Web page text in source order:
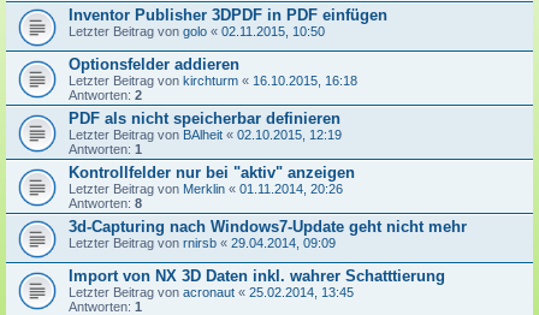
Inventor Publisher 3DPDF in PDF einfügen
Letzter Beitrag von golo « 02.11.2015, 10:50
Optionsfelder addieren
Letzter Beitrag von kirchturm « 16.10.2015, 16:18
Antworten: 2
PDF als nicht speicherbar definieren
Letzter Beitrag von BAlheit « 02.10.2015, 12:19
Antworten: 1
Kontrollfelder nur bei "aktiv" anzeigen
Letzter Beitrag von Merklin « 01.11.2014, 20:26
Antworten: 8
3d-Capturing nach Windows7-Update geht nicht mehr
Letzter Beitrag von rnirsb « 29.04.2014, 09:09
Import von NX 3D Daten inkl. wahrer Schatttierung
Letzter Beitrag von acronaut « 25.02.2014, 13:45
Antworten: 1